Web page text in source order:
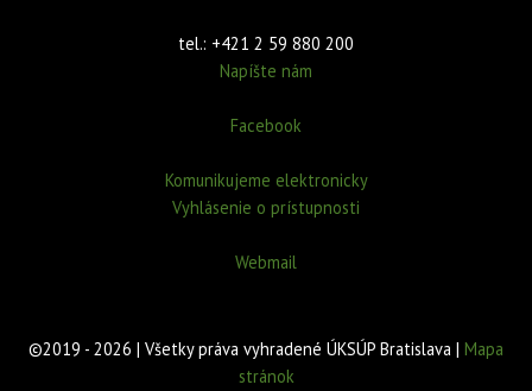
tel.: +421 2 59 880 200
Napíšte nám
Facebook
Komunikujeme elektronicky
Vyhlásenie o prístupnosti
Webmail
©2019 - 2026 | Všetky práva vyhradené ÚKSÚP Bratislava | Mapa
stránok